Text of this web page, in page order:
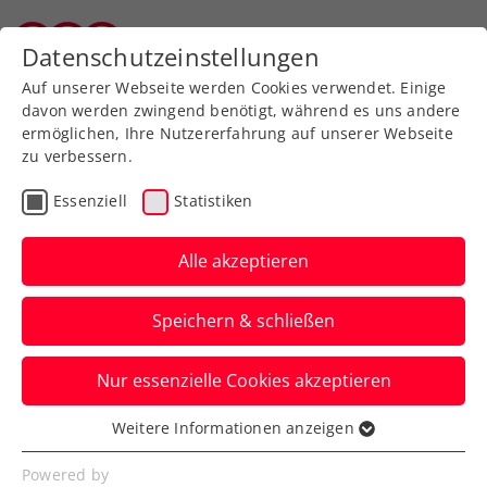
Turniere
ATP Shanghai:
Erler/Miedler-Debüt
endet ebenfalls in der
zweiten Runde
Das ÖTV-Davis-Cup-Doppel verliert in
China beim ATP-Millionenturnier nach
einem Auftaktsieg im Achtelfinale.
Datenschutzeinstellungen
Auf unserer Webseite werden Cookies verwendet. Einige
davon werden zwingend benötigt, während es uns andere
ermöglichen, Ihre Nutzererfahrung auf unserer Webseite
zu verbessern.
Essenziell Statistiken
Alle akzeptieren
Speichern & schließen
Nur essenzielle Cookies akzeptieren
Essenziell
Essenzielle Cookies werden für grundlegende
Weitere Informationen anzeigen
Powered by